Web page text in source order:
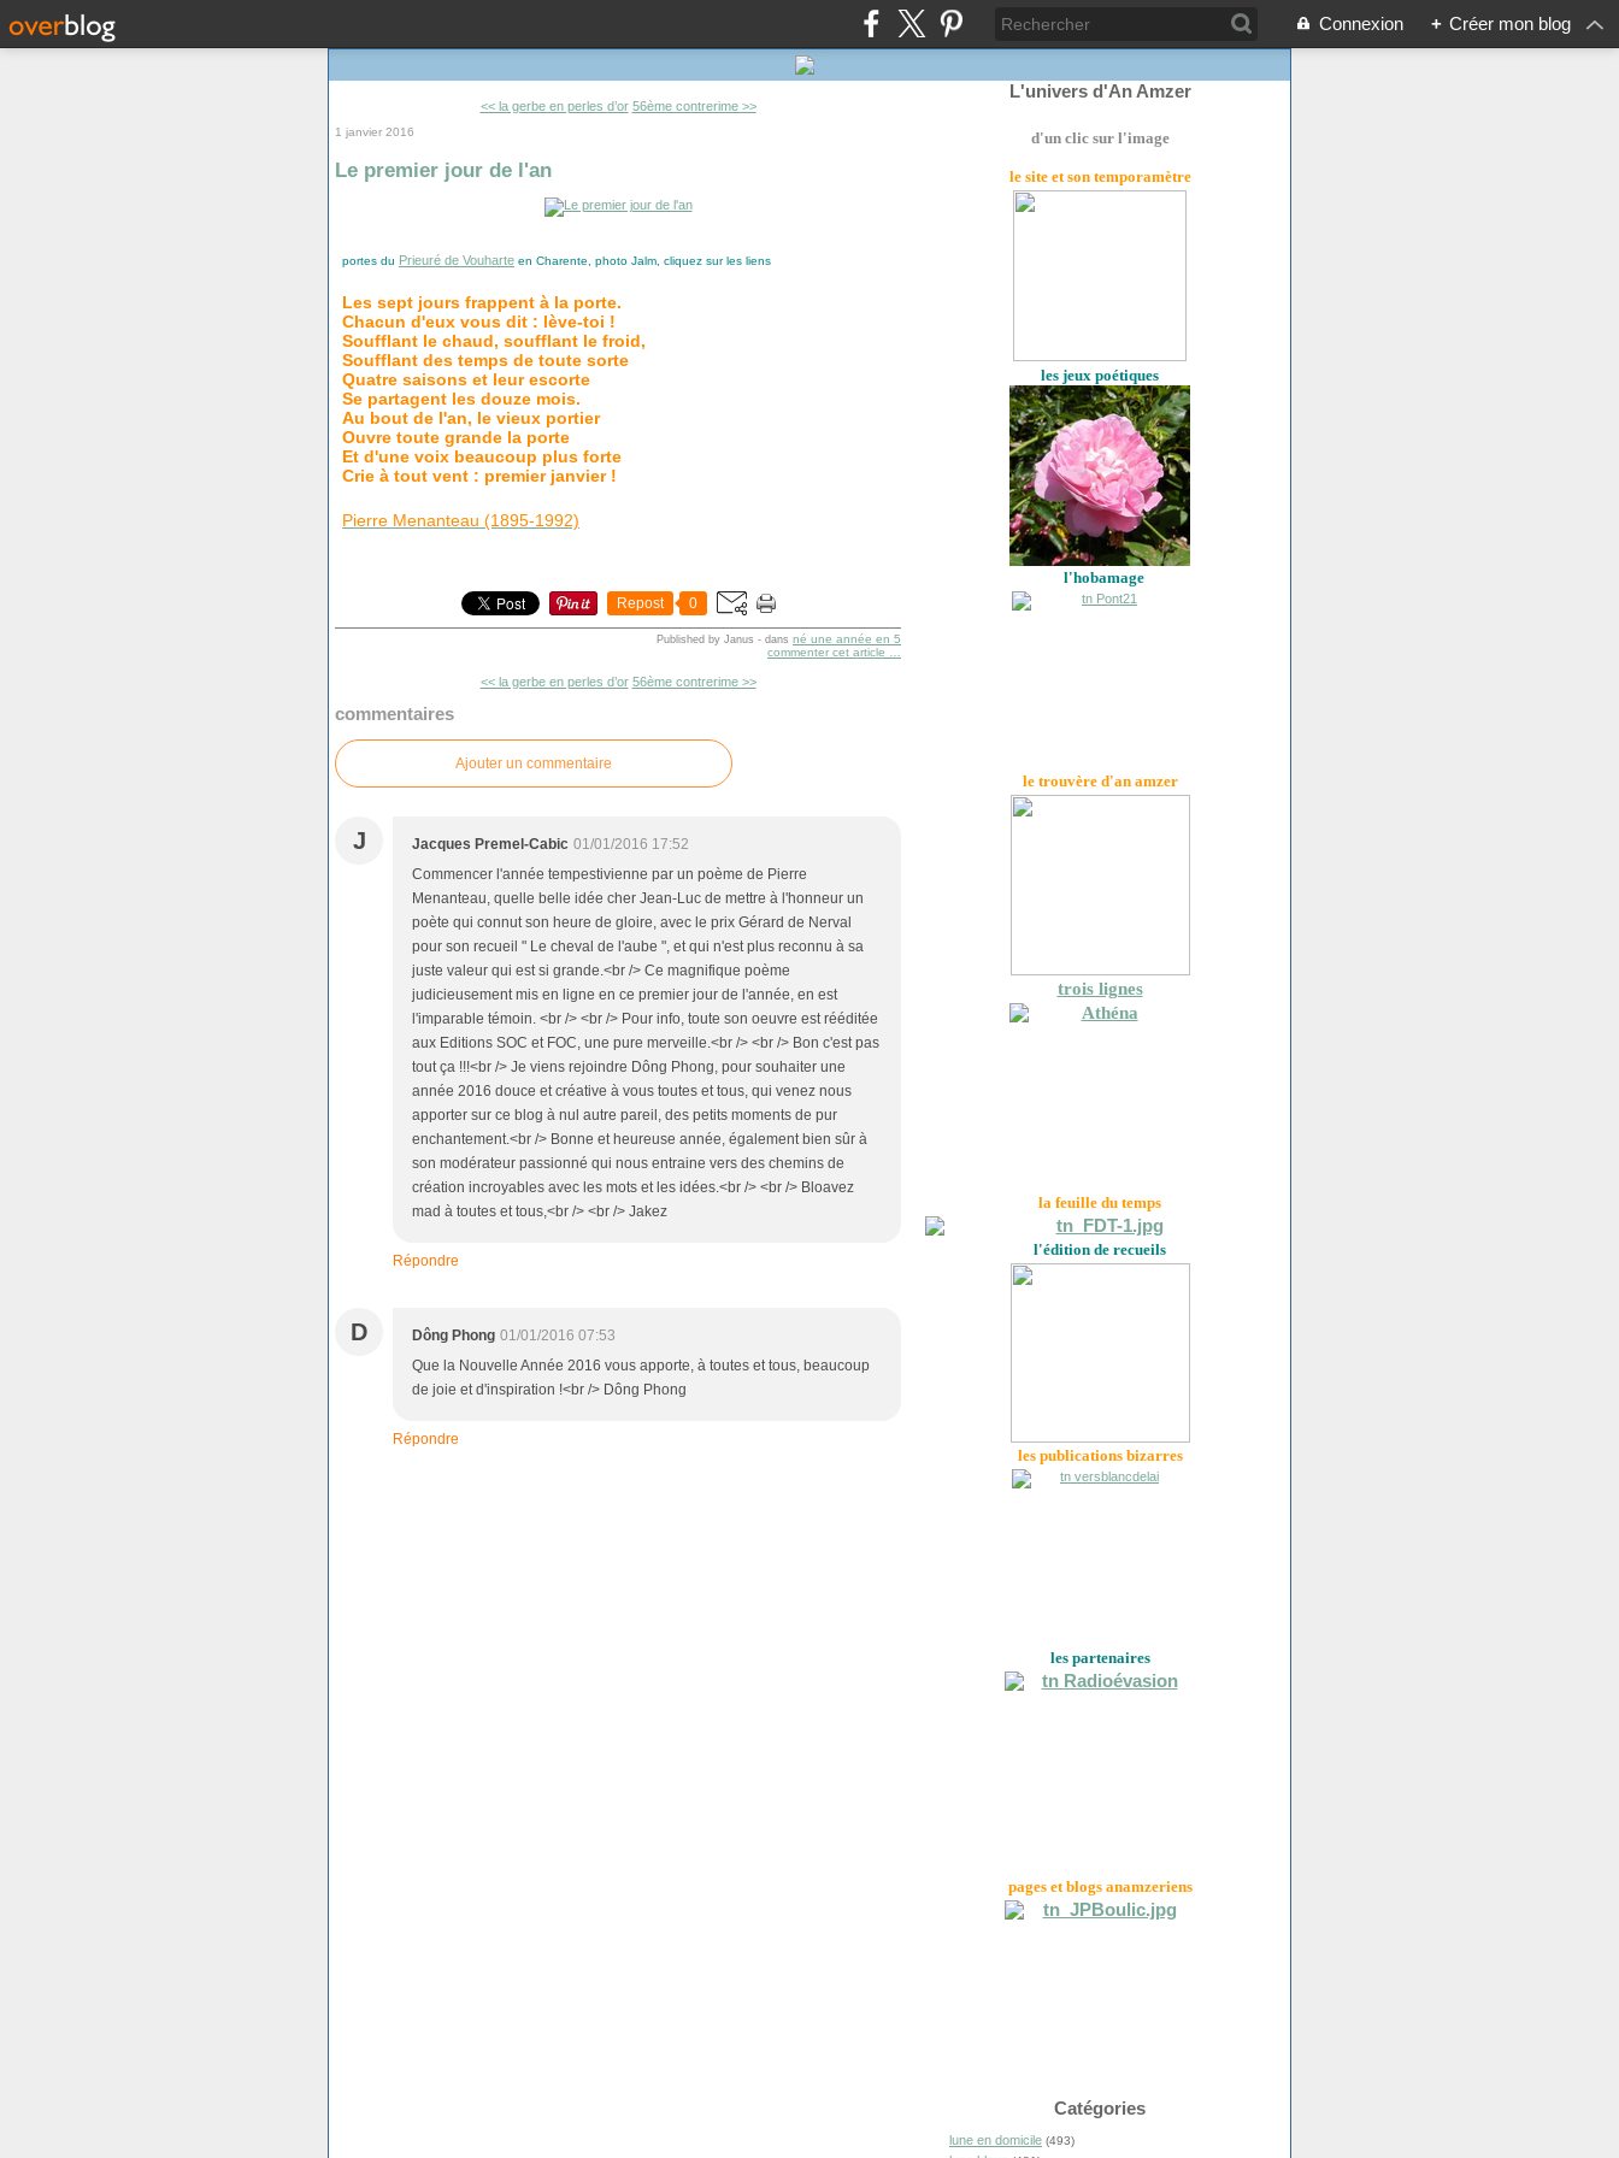
Connexion + Créer mon blog
<< la gerbe en perles d’or 56ème contrerime >>
1 janvier 2016
Le premier jour de l'an
portes du Prieuré de Vouharte en Charente, photo Jalm, cliquez sur les liens
Les sept jours frappent à la porte.
Chacun d'eux vous dit : lève-toi !
Soufflant le chaud, soufflant le froid,
Soufflant des temps de toute sorte
Quatre saisons et leur escorte
Se partagent les douze mois.
Au bout de l'an, le vieux portier
Ouvre toute grande la porte
Et d'une voix beaucoup plus forte
Crie à tout vent : premier janvier !
Pierre Menanteau (1895-1992)
Repost 0
Published by Janus - dans né une année en 5
commenter cet article
<< la gerbe en perles d’or 56ème contrerime >>
commentaires
Ajouter un commentaire
J Jacques Premel-Cabic 01/01/2016 17:52
Commencer l'année tempestivienne par un poème de Pierre
Menanteau, quelle belle idée cher Jean-Luc de mettre à l'honneur un
poète qui connut son heure de gloire, avec le prix Gérard de Nerval
pour son recueil " Le cheval de l'aube ", et qui n'est plus reconnu à sa
juste valeur qui est si grande.<br /> Ce magnifique poème
judicieusement mis en ligne en ce premier jour de l'année, en est
l'imparable témoin. <br /> <br /> Pour info, toute son oeuvre est rééditée
aux Editions SOC et FOC, une pure merveille.<br /> <br /> Bon c'est pas
tout ça !!!<br /> Je viens rejoindre Dông Phong, pour souhaiter une
année 2016 douce et créative à vous toutes et tous, qui venez nous
apporter sur ce blog à nul autre pareil, des petits moments de pur
enchantement.<br /> Bonne et heureuse année, également bien sûr à
son modérateur passionné qui nous entraine vers des chemins de
création incroyables avec les mots et les idées.<br /> <br /> Bloavez
mad à toutes et tous,<br /> <br /> Jakez
Répondre
D Dông Phong 01/01/2016 07:53
Que la Nouvelle Année 2016 vous apporte, à toutes et tous, beaucoup
de joie et d'inspiration !<br /> Dông Phong
Répondre
L'univers d'An Amzer
d'un clic sur l'image
le site et son temporamètre
les jeux poétiques
l'hobamage
le trouvère d'an amzer
trois lignes
la feuille du temps
l'édition de recueils
les publications bizarres
les partenaires
pages et blogs anamzeriens
Catégories
lune en domicile (493)